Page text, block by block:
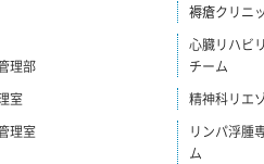
理部
室
理室
褥瘡クリニ
心臓リハビ
チーム
精神科リエ
リンパ浮腫
ム